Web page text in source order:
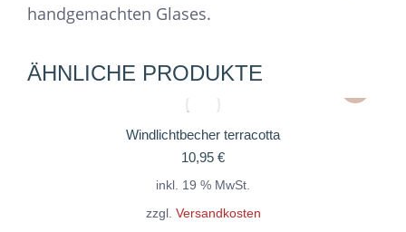
handgemachten Glases.
ÄHNLICHE PRODUKTE
Windlichtbecher terracotta
10,95 €
inkl. 19 % MwSt.
zzgl. Versandkosten